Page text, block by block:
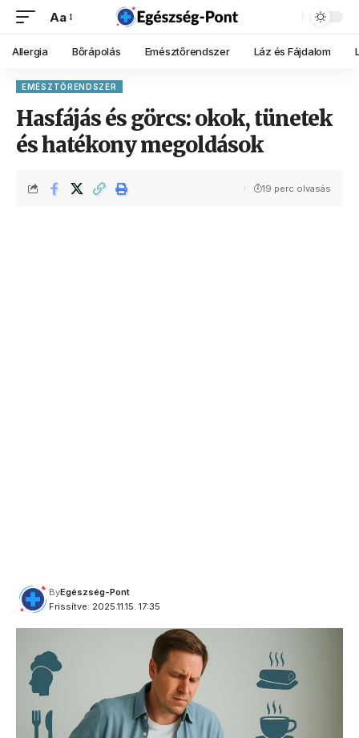
Aa
Allergia Bőrápolás Emésztőrendszer Láz és Fájdalom
EMÉSZTŐRENDSZER
Hasfájás és görcs: okok, tünetek
és hatékony megoldások
Frissítve: 2025.11.15. 17:35
ByEgészség-Pont
19 perc olvasás